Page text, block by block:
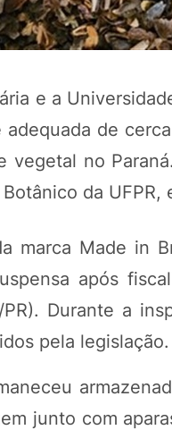
e a
de
vegetal no
da UFPR,
marca Made in
após
Durante a
pela legislação.
junto com